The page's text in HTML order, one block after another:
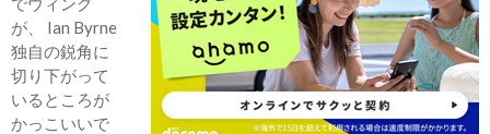
が、 Ian Byrne
独自の鋭角に
切り下がって
いるところが
かっこいいで